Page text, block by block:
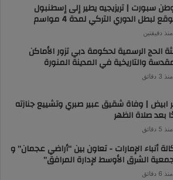
سبورت | تريزيجيه يطير إلى إسطنبول
لبطل الدوري التركي لمدة 4 مواسم
منذ دقيقتين
الحج الرسمية لحكومة دبي تزور الأماكن
والتاريخية في المدينة المنورة
منذ 3 دقائق
ابيض | وفاة شقيق عبير صبري وتشييع جنازته
بعد صلاة الظهر
منذ 5 دقائق
أنباء الإمارات - تعاون بين “أراضي عجمان” و
الشرق الأوسط لإدارة المرافق”
منذ 6 دقائق